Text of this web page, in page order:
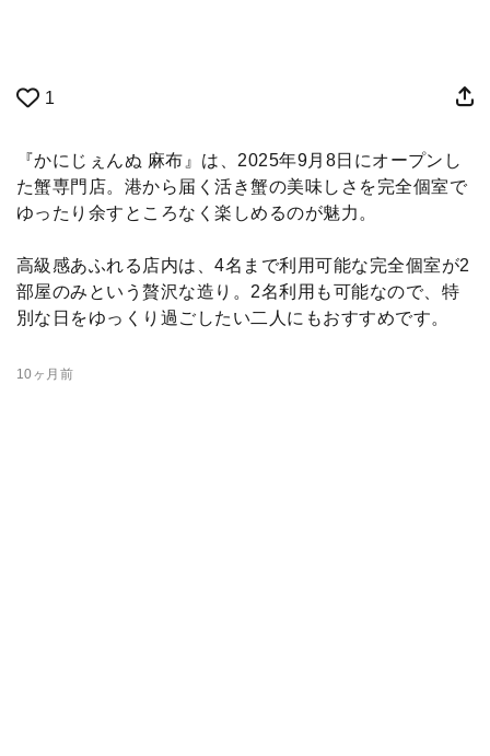
1
『かにじぇんぬ 麻布』は、2025年9月8日にオープンし
た蟹専門店。港から届く活き蟹の美味しさを完全個室で
ゆったり余すところなく楽しめるのが魅力。
高級感あふれる店内は、4名まで利用可能な完全個室が2
部屋のみという贅沢な造り。2名利用も可能なので、特
別な日をゆっくり過ごしたい二人にもおすすめです。
10ヶ月前